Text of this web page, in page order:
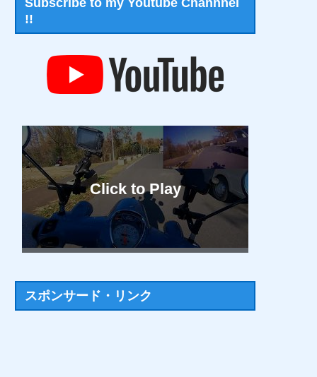
Subscribe to my Youtube Channnel
!!
スポンサード・リンク